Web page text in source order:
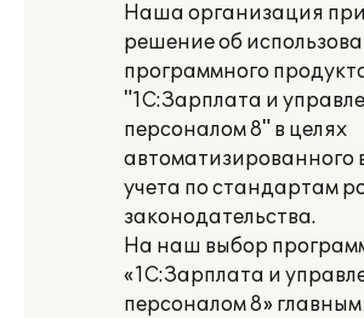
Наша организация
решение об
программного
"1С:Зарплата и
персоналом 8" в целях
автоматизированного
учета по стандартам
законодательства.
На наш выбор
«1С:Зарплата и
персоналом 8»